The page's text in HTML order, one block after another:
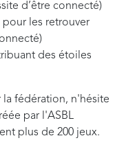
d’être connecté)
pour les retrouver
des étoiles
la fédération, n'hésite
par l'ASBL
plus de 200 jeux.